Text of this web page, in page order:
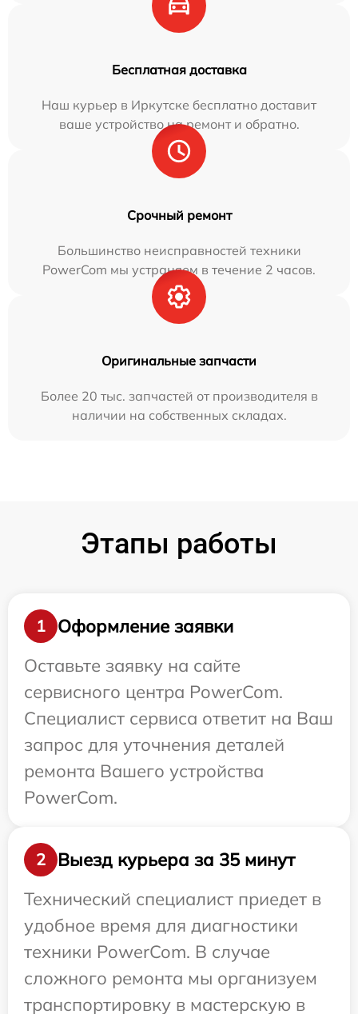
Бесплатная доставка
Наш курьер в Иркутске бесплатно доставит
ваше устройство на ремонт и обратно.
Срочный ремонт
Большинство неисправностей техники
PowerCom мы устраняем в течение 2 часов.
Оригинальные запчасти
Более 20 тыс. запчастей от производителя в
наличии на собственных складах.
Этапы работы
1
Оформление заявки
Оставьте заявку на сайте
сервисного центра PowerCom.
Специалист сервиса ответит на Ваш
запрос для уточнения деталей
ремонта Вашего устройства
PowerCom.
2
Выезд курьера за 35 минут
Технический специалист приедет в
удобное время для диагностики
техники PowerCom. В случае
сложного ремонта мы организуем
транспортировку в мастерскую в